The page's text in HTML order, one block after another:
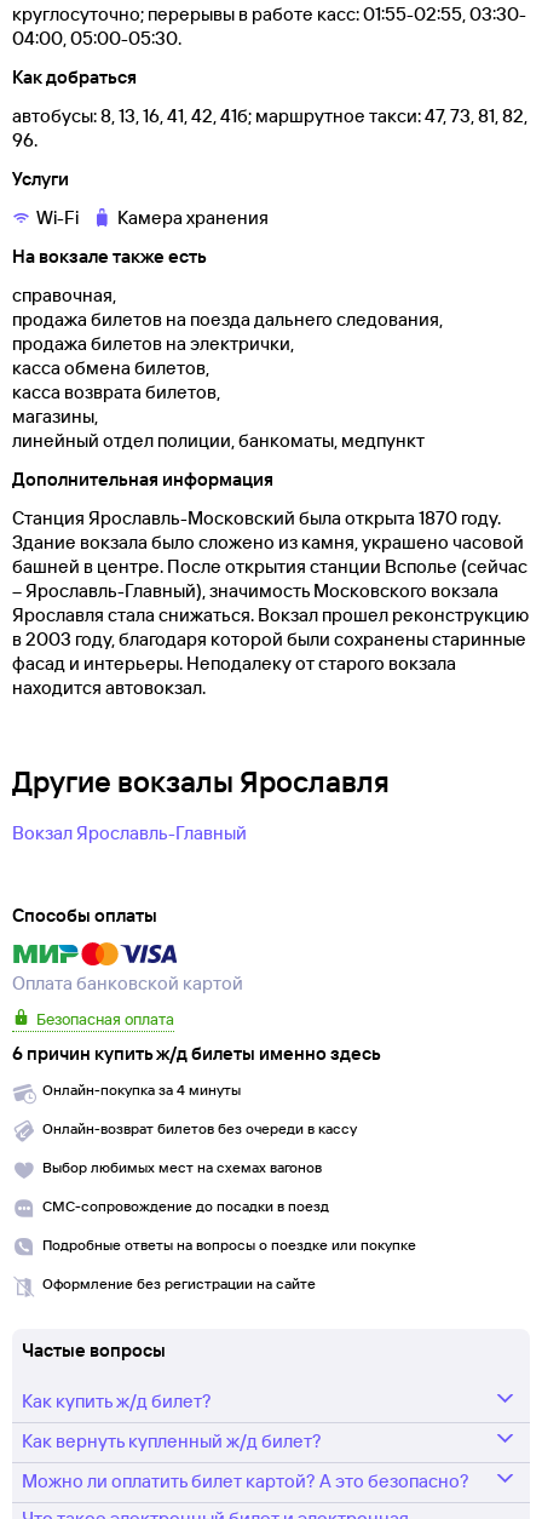
круглосуточно; перерывы в работе касс: 01:55-02:55, 03:30-
04:00, 05:00-05:30.
Как добраться
автобусы: 8, 13, 16, 41, 42, 41б; маршрутное такси: 47, 73, 81, 82,
96.
Услуги
Wi-Fi
Камера хранения
На вокзале также есть
справочная,
продажа билетов на поезда дальнего следования,
продажа билетов на электрички,
касса обмена билетов,
касса возврата билетов,
магазины,
линейный отдел полиции, банкоматы, медпункт
Дополнительная информация
Станция Ярославль-Московский была открыта 1870 году.
Здание вокзала было сложено из камня, украшено часовой
башней в центре. После открытия станции Всполье (сейчас
– Ярославль-Главный), значимость Московского вокзала
Ярославля стала снижаться. Вокзал прошел реконструкцию
в 2003 году, благодаря которой были сохранены старинные
фасад и интерьеры. Неподалеку от старого вокзала
находится автовокзал.
Другие вокзалы Ярославля
Вокзал Ярославль-Главный
Способы оплаты
Оплата банковской картой
Безопасная оплата
6 причин купить ж/д билеты именно здесь
Онлайн-покупка за 4 минуты
Онлайн-возврат билетов без очереди в кассу
Выбор любимых мест на схемах вагонов
СМС-сопровождение до посадки в поезд
Подробные ответы на вопросы о поездке или покупке
Оформление без регистрации на сайте
Частые вопросы
Как купить ж/д билет?
Укажите маршрут и дату. В ответ мы найдем информацию РЖД
о наличии билетов и их стоимости.
Как вернуть купленный ж/д билет?
Любой купленный наtutu.ruж/д билет можно сдать в соответствии
Можно ли оплатить билет картой? А это безопасно?